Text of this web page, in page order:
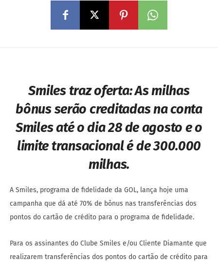
Smiles traz oferta:As milhas
bônus serão creditadas na conta
Smiles até o dia 28 de agosto e o
limite transacional é de 300.000
milhas.
A Smiles, programa de fidelidade da GOL, lança hoje uma
campanha que dá até 70% de bônus nas transferências dos
pontos do cartão de crédito para o programa de fidelidade.
Para os assinantes do Clube Smiles e/ou Cliente Diamante que
realizarem transferências dos pontos do cartão de crédito para